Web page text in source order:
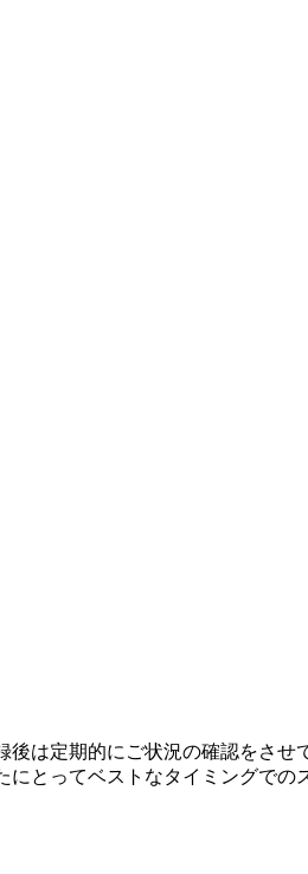
は定期的にご状況の確認をさせ
とってベストなタイミングでの